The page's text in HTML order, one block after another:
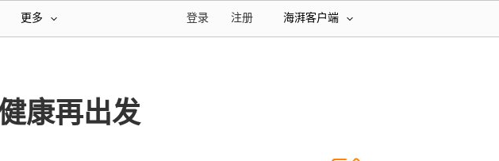
更多 海湃客户端
注册
登录
康再出发